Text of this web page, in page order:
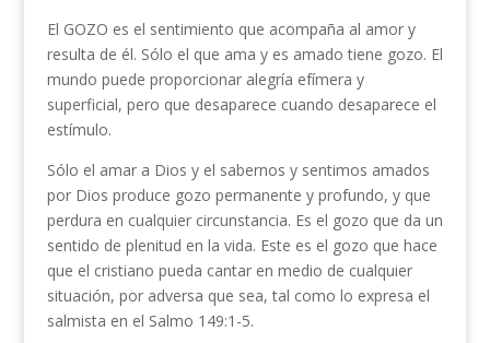
El GOZO es el sentimiento que acompaña al amor y
resulta de él. Sólo el que ama y es amado tiene gozo. El
mundo puede proporcionar alegría efímera y
superficial, pero que desaparece cuando desaparece el
estímulo.
Sólo el amar a Dios y el sabernos y sentimos amados
por Dios produce gozo permanente y profundo, y que
perdura en cualquier cir­cunstancia. Es el gozo que da un
sentido de plenitud en la vida. Este es el gozo que hace
que el cristiano pueda cantar en medio de cualquier
situación, por adversa que sea, tal como lo expresa el
salmista en el Salmo 149:1-5.